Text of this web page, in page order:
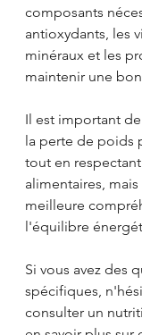
composants
antioxydants, les
minéraux et les
maintenir une
Il est important
la perte de poids
tout en
alimentaires,
meilleure
l'équilibre
Si vous avez des
spécifiques,
consulter un